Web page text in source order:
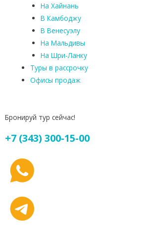
На Хайнань
В Камбоджу
В Венесуэлу
На Мальдивы
На Шри-Ланку
Туры в рассрочку
Офисы продаж
Бронируй тур сейчас!
+7 (343) 300-15-00